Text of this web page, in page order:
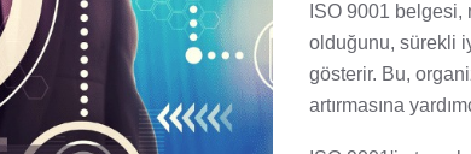
ISO 9001
olduğunu, sürekli
gösterir. Bu,
artırmasına